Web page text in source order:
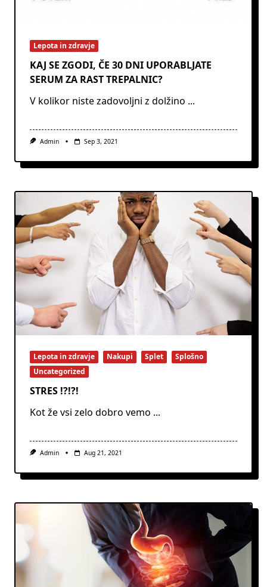
Lepota in zdravje
KAJ SE ZGODI, ČE 30 DNI UPORABLJATE
SERUM ZA RAST TREPALNIC?
V kolikor niste zadovoljni z dolžino ...
Admin Sep 3, 2021
Lepota in zdravje Nakupi Splet
Splošno
Uncategorized
STRES !?!?!
Kot že vsi zelo dobro vemo ...
Admin Aug 21, 2021